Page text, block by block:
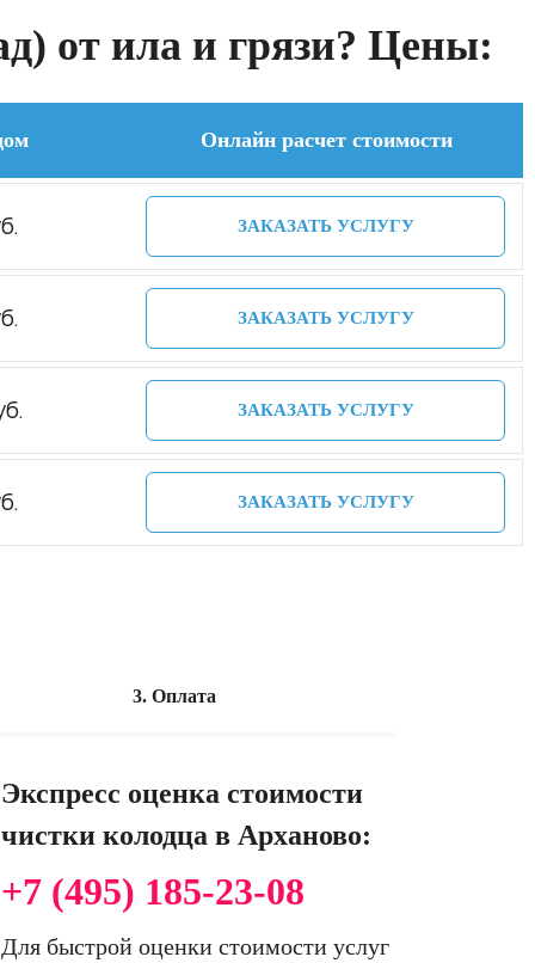
от ила и грязи? Цены:
Онлайн расчет стоимости
ЗАКАЗАТЬ УСЛУГУ
ЗАКАЗАТЬ УСЛУГУ
ЗАКАЗАТЬ УСЛУГУ
ЗАКАЗАТЬ УСЛУГУ
3. Оплата
Экспресс оценка стоимости
чистки колодца в Арханово:
+7 (495) 185-23-08
Для быстрой оценки стоимости услуг